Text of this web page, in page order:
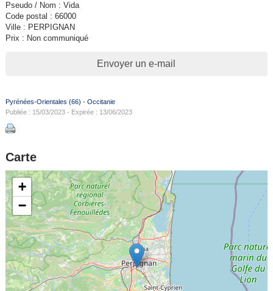
Pseudo / Nom : Vida
Code postal : 66000
Ville : PERPIGNAN
Prix : Non communiqué
Envoyer un e-mail
Pyrénées-Orientales (66) - Occitanie
Publiée : 15/03/2023 - Expirée : 13/06/2023
Carte
+
−